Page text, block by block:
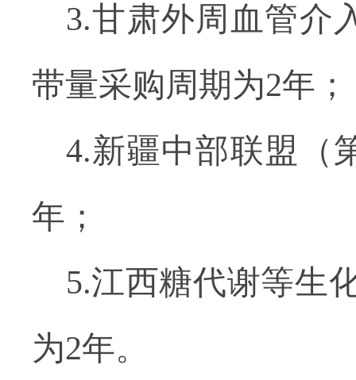
3.甘肃外周血管介
带量采购周期为2年；
4.新疆中部联盟（
年；
5.江西糖代谢等生
为2年。